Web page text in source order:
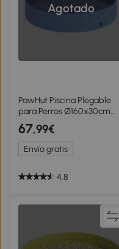
Agotado
PawHut Piscina Plegable
para Perros Ø160x30cm
Bañera para Mascotas
Gatos de PVC
Antideslizante Resistente al
Desgaste Adecuado para
67,99€
Envío gratis
4.8